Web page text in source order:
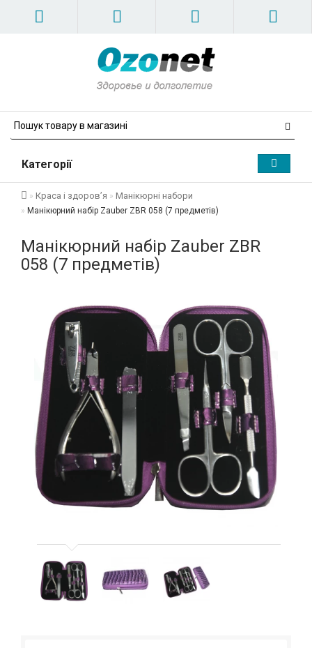
Категорії
Краса і здоров’я Манікюрні набори
Манікюрний набір Zauber ZBR 058 (7 предметів)
Манікюрний набір Zauber ZBR
058 (7 предметів)